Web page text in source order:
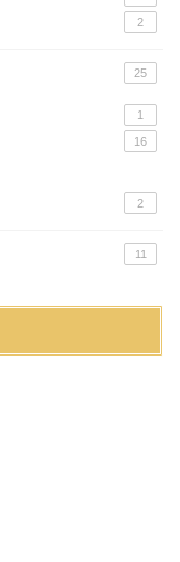
2
25
1
16
2
11